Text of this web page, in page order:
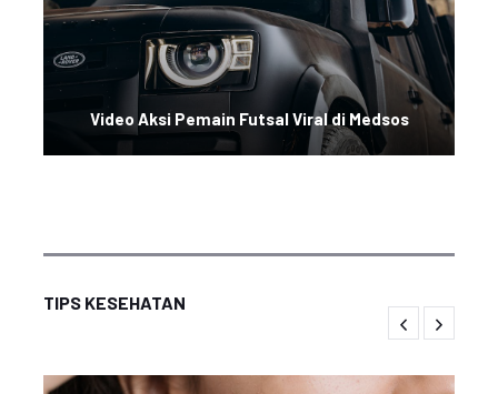
Video Aksi Pemain Futsal Viral di Medsos
TIPS KESEHATAN